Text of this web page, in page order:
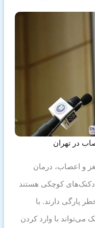
در تهران
و اعصاب، درمان
کوچکی هستند
پارگی دارند. با
می‌تواند با وارد کردن